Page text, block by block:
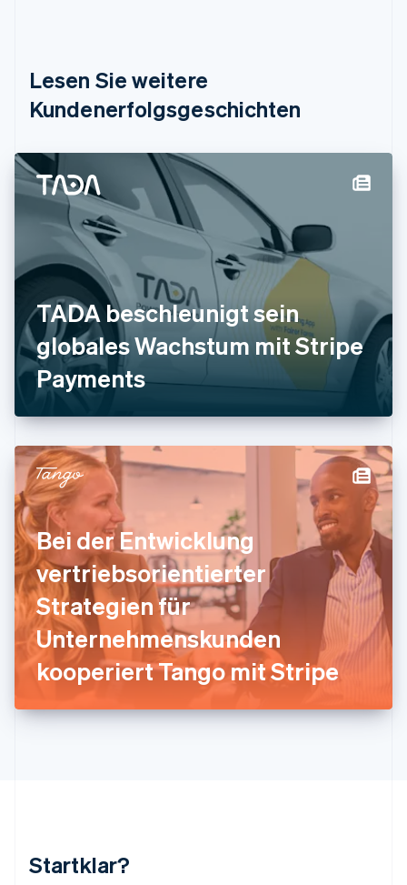
Lesen Sie weitere
Kundenerfolgsgeschichten
TADA beschleunigt sein
globales Wachstum mit Stripe
Payments
Bei der Entwicklung
vertriebsorientierter
Strategien für
Unternehmenskunden
kooperiert Tango mit Stripe
Startklar?
DeutschEnglish
English
简体中文English
Finnland
EnglishSvenska
Frankreich
FrançaisEnglish
Gibraltar
English
Griechenland
English
Indien
English
Irland
English
Italien
Japan
日本語English
Kanada
English Français
Kroatien
English Italiano
Lettland
English
Liechtenstein
Deutsch English
Litauen
English
Luxemburg
FrançaisDeutschEnglish
Malaysia
Malta
Nederlands English
Norwegen